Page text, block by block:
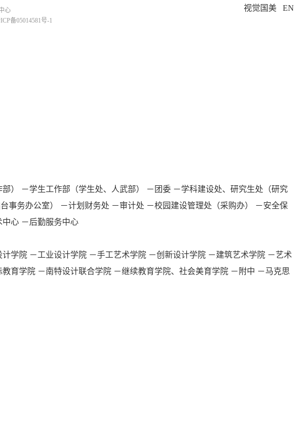
视觉国美 EN
） －学生工作部（学生处、人武部） －团委 －学科建设处、研究生处（研究
事务办公室） －计划财务处 －审计处 －校园建设管理处（采购办）
－安全保
中心 －后勤服务中心
计学院 －工业设计学院 －手工艺术学院 －创新设计学院 －建筑艺术学院 －艺术
教育学院 －南特设计联合学院 －继续教育学院、社会美育学院 －附中 －马克思
心
备05014581号-1